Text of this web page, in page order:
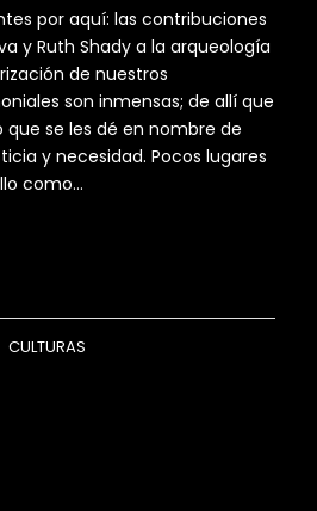
por aquí: las contribuciones
y Ruth Shady a la arqueología
de nuestros
son inmensas; de allí que
se les dé en nombre de
y necesidad. Pocos lugares
como...
CULTURAS